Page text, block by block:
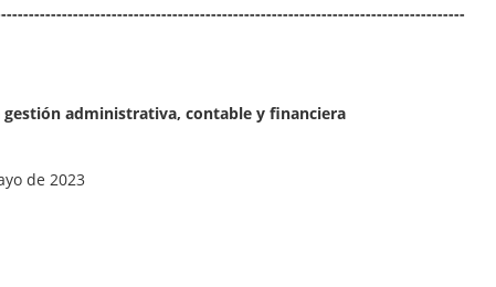
gestión administrativa, contable y financiera
de 2023